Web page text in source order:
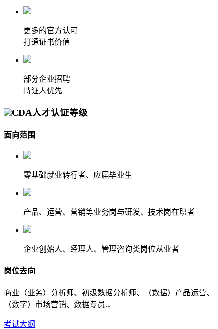
更多的官方认可
打通证书价值
部分企业招聘
持证人优先
CDA人才认证等级
面向范围
零基础就业转行者、应届毕业生
产品、运营、营销等业务岗与研发、技术岗在职者
企业创始人、经理人、管理咨询类岗位从业者
岗位去向
商业（业务）分析师、初级数据分析师、（数据）产品运营、
（数字）市场营销、数据专员...
考试大纲